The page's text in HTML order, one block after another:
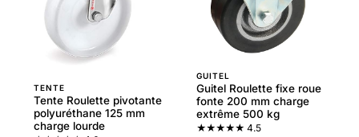
TENTE
Tente Roulette pivotante
polyuréthane 125 mm
charge lourde
GUITEL
Guitel Roulette fixe roue
fonte 200 mm charge
extrême 500 kg
★★★★★ 4.5